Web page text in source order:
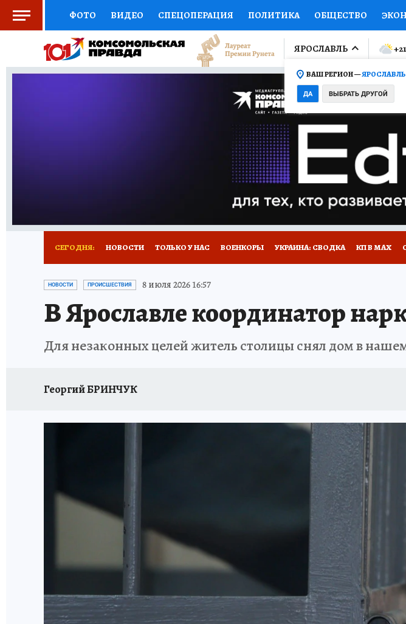
ФОТО ВИДЕО СПЕЦОПЕРАЦИЯ ПОЛИТИКА ОБЩЕСТВО
СОЦПОДДЕРЖКА НАУКА СПОРТ КОЛУМНИСТЫ
ВЫБОР ЭКСПЕРТОВ ДОКТОР ФИНАНСЫ ОТКРЫВАЕМ МИР Я
ПРОГНОЗЫ НА СПОРТ ПРОМОКОДЫ СЕРИАЛЫ
ТЕЛЕВИЗОР КОЛЛЕКЦИИ
НОВОЕ НА САЙТЕ ОБЪЯВЛЕНИЯ
ЯРОСЛАВЛЬ
ВАШ РЕГИОН —ЯРОСЛАВЛЬ
ДА ВЫБРАТЬ ДРУГОЙ
+21
СЕГОДНЯ: НОВОСТИ ТОЛЬКО У НАС ВОЕНКОРЫ УКРАИНА: СВОДКА КП В МАХ
ГЕРОИ ЯРОСЛАВИИ ИСПЫТАНО НА СЕБЕ
НОВОСТИ ПРОИСШЕСТВИЯ 8 июля 2026 16:57
В Ярославле координатор
Для незаконных целей житель столицы снял дом в
Георгий БРИНЧУК